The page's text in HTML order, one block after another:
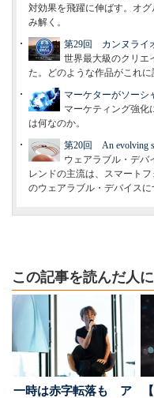
対効果を飛躍に伸ばす。オ
み解く。
第29回 カンヌライ
世界最大級のクリエ
た。どのような作品がこれ
マーケターがソーシ
マーケティング強化
は何なのか。
第20回 An evolving
ウェアラブル・デバ
レンドの主流は、スマート
のウェアラブル・デバイスに
この記事を読んだ人
一時は赤字転落も ア